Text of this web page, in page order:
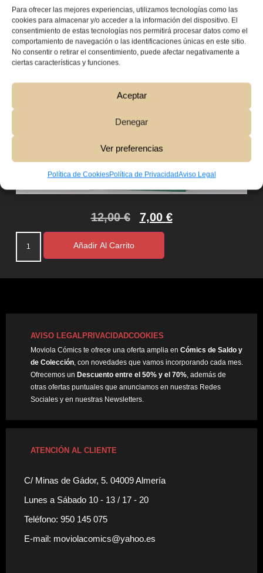
Para ofrecer las mejores experiencias, utilizamos tecnologías como las
cookies para almacenar y/o acceder a la información del dispositivo. El
consentimiento de estas tecnologías nos permitirá procesar datos como el
comportamiento de navegación o las identificaciones únicas en este sitio.
No consentir o retirar el consentimiento, puede afectar negativamente a
ciertas características y funciones.
Aceptar
Denegar
Ver preferencias
Política de CookiesPolítica de PrivacidadAviso Legal
12,00€ 7,00 €
Añadir Al Carrito
AVISO LEGALPRIVACIDADCOOKIES
Moviola Cómics te ofrece una oferta amplia en Cómics de Saldo y
de Colección, con novedades que vamos incorporando cada mes.
Ofrecemos un Descuento entre el 50% y el 70%, además de
otras ofertas puntuales que anunciamos en nuestras Redes
Sociales y en nuestras Newsletters.
ATENCIÓN AL CLIENTE
C/ Minas de Gádor, 5. 04009 Almería
Lunes a Sábado 10 - 13 / 17 - 20
Teléfono: 950 145 075
E-mail: moviolacomics@yahoo.es